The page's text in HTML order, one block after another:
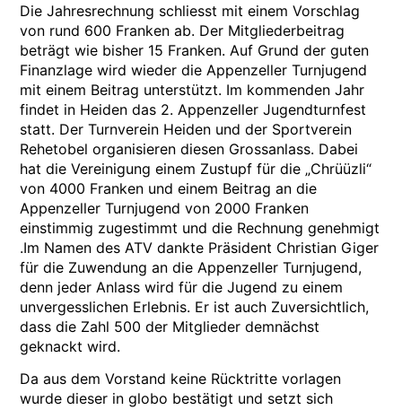
Die Jahresrechnung schliesst mit einem Vorschlag
von rund 600 Franken ab. Der Mitgliederbeitrag
beträgt wie bisher 15 Franken. Auf Grund der guten
Finanzlage wird wieder die Appenzeller Turnjugend
mit einem Beitrag unterstützt. Im kommenden Jahr
findet in Heiden das 2. Appenzeller Jugendturnfest
statt. Der Turnverein Heiden und der Sportverein
Rehetobel organisieren diesen Grossanlass. Dabei
hat die Vereinigung einem Zustupf für die „Chrüüzli“
von 4000 Franken und einem Beitrag an die
Appenzeller Turnjugend von 2000 Franken
einstimmig zugestimmt und die Rechnung genehmigt
.Im Namen des ATV dankte Präsident Christian Giger
für die Zuwendung an die Appenzeller Turnjugend,
denn jeder Anlass wird für die Jugend zu einem
unvergesslichen Erlebnis. Er ist auch Zuversichtlich,
dass die Zahl 500 der Mitglieder demnächst
geknackt wird.
Da aus dem Vorstand keine Rücktritte vorlagen
wurde dieser in globo bestätigt und setzt sich